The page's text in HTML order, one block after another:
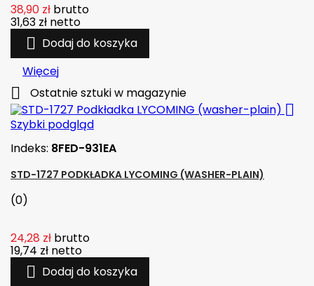
38,90 zł brutto
31,63 zł netto
 Dodaj do koszyka
Więcej
 Ostatnie sztuki w magazynie

Szybki podgląd
Indeks: 8FED-931EA
STD-1727 PODKŁADKA LYCOMING (WASHER-PLAIN)
(0)
24,28 zł brutto
19,74 zł netto
 Dodaj do koszyka